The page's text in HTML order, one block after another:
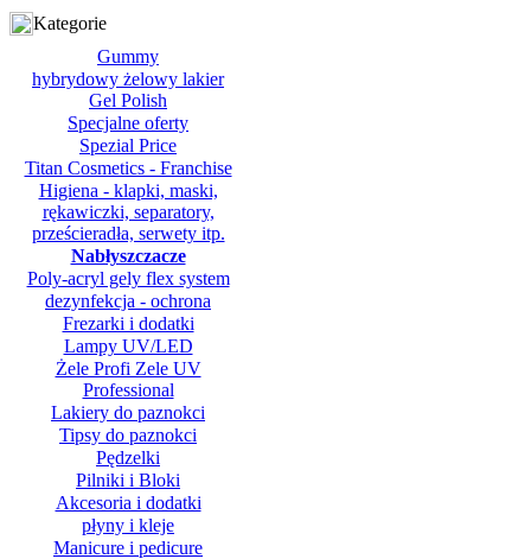
Kategorie
Gummy
hybrydowy żelowy lakier
Gel Polish
Specjalne oferty
Spezial Price
Titan Cosmetics - Franchise
Higiena - klapki, maski,
rękawiczki, separatory,
prześcieradła, serwety itp.
Nabłyszczacze
Poly-acryl gely flex system
dezynfekcja - ochrona
Frezarki i dodatki
Lampy UV/LED
Żele Profi Zele UV
Professional
Lakiery do paznokci
Tipsy do paznokci
Pędzelki
Pilniki i Bloki
Akcesoria i dodatki
płyny i kleje
Manicure i pedicure